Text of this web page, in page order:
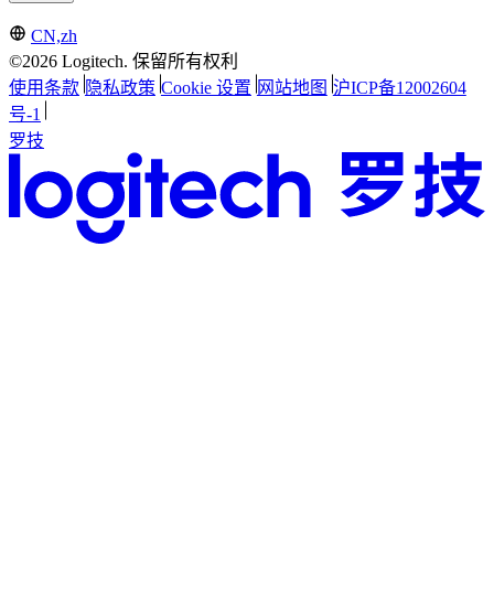
CN,zh
©2026 Logitech. 保留所有权利
使用条款 隐私政策 Cookie 设置 网站地图 沪ICP备12002604
号-1
罗技